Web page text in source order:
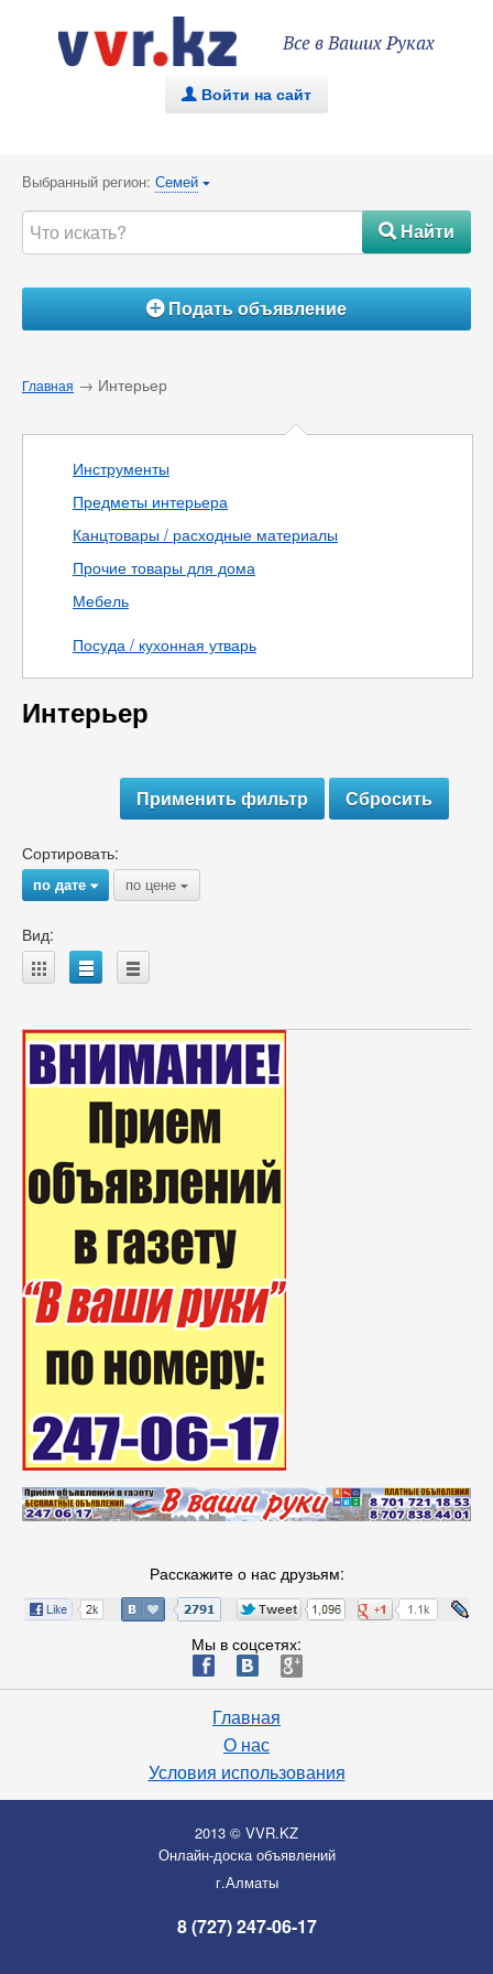
Все в Ваших Руках
. Войти на сайт
Выбранный регион: Семей {
#Найти
ÁПодать объявление
Главная → Интерьер
Инструменты
Предметы интерьера
Канцтовары / расходные материалы
Прочие товары для дома
Мебель
Посуда / кухонная утварь
Интерьер
Сортировать:
по дате{ по цене {
Вид:
A B C
Расскажите о нас друзьям:
Мы в соцсетях:
ä æ è
Главная
О нас
Условия использования
2013 © VVR.KZ
Онлайн-доска объявлений
г.Алматы
8 (727) 247-06-17